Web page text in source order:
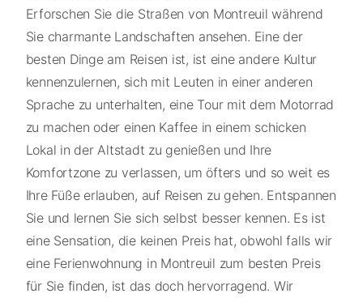
Erforschen Sie die Straßen von Montreuil während
Sie charmante Landschaften ansehen. Eine der
besten Dinge am Reisen ist, ist eine andere Kultur
kennenzulernen, sich mit Leuten in einer anderen
Sprache zu unterhalten, eine Tour mit dem Motorrad
zu machen oder einen Kaffee in einem schicken
Lokal in der Altstadt zu genießen und Ihre
Komfortzone zu verlassen, um öfters und so weit es
Ihre Füße erlauben, auf Reisen zu gehen. Entspannen
Sie und lernen Sie sich selbst besser kennen. Es ist
eine Sensation, die keinen Preis hat, obwohl falls wir
eine Ferienwohnung in Montreuil zum besten Preis
für Sie finden, ist das doch hervorragend. Wir